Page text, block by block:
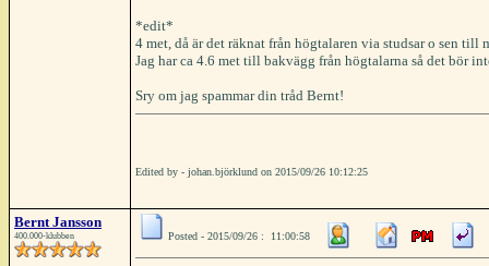
*edit*
4 met, då är det räknat från högtalaren via studsar o sen till
Jag har ca 4.6 met till bakvägg från högtalarna så det bör
Sry om jag spammar din tråd Bernt!
Edited by - johan.björklund on 2015/09/26 10:12:25
Bernt Jansson
400.000-klubben Posted - 2015/09/26 : 11:00:58